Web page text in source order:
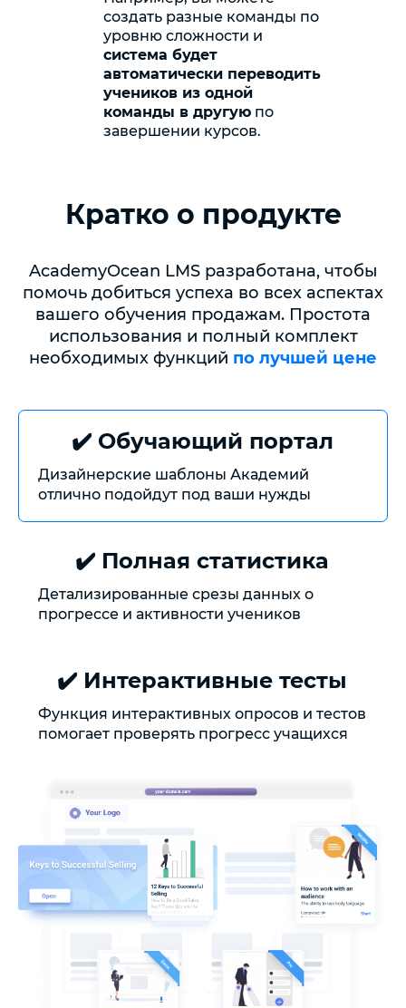
создать разные команды по
уровню сложности и
система будет
автоматически переводить
учеников из одной
команды в другую по
завершении курсов.
Кратко о продукте
AcademyOcean LMS разработана, чтобы
помочь добиться успеха во всех аспектах
вашего обучения продажам. Простота
использования и полный комплект
необходимых функций по лучшей цене
✔️ Обучающий портал
Дизайнерские шаблоны Академий
отлично подойдут под ваши нужды
✔️ Полная статистика
Детализированные срезы данных о
прогрессе и активности учеников
✔️ Интерактивные тесты
Функция интерактивных опросов и тестов
помогает проверять прогресс учащихся